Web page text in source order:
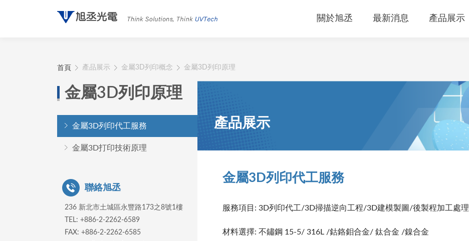
關於旭丞 最新消息 產品展示
首頁 產品展示 金屬3D列印概念 金屬3D列印原理
金屬3D列印原理
金屬3D列印代工服務
金屬3D打印技術原理
聯絡旭丞
236 新北市土城區永豐路173之8號1樓
TEL: +886-2-2262-6589
FAX: +886-2-2262-6585
產品展示
金屬3D列印代工服務
服務項目: 3D列印代工/3D掃描逆向工程/3D建模製圖/後製程加工處理
材料選擇: 不鏽鋼 15-5/ 316L /鈷鉻鉬合金/ 鈦合金 /鎳合金